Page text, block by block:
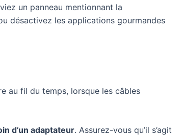
un panneau mentionnant la
désactivez les applications gourmandes
au fil du temps, lorsque les câbles
d’un adaptateur. Assurez-vous qu’il s’agit